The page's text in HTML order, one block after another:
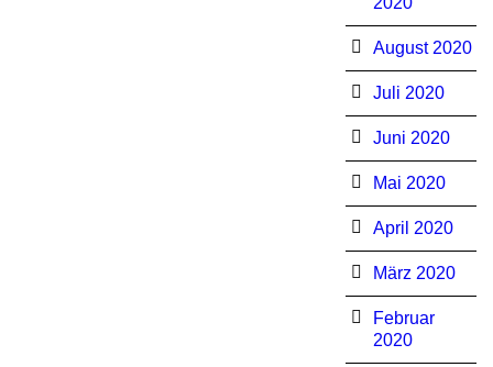
August 2020
Juli 2020
Juni 2020
Mai 2020
April 2020
März 2020
Februar
2020